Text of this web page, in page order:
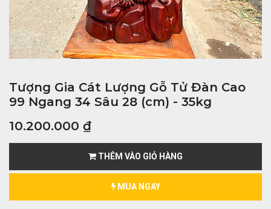
Tượng Gia Cát Lượng Gỗ Tử Đàn Cao
99 Ngang 34 Sâu 28 (cm) - 35kg
10.200.000 ₫
THÊM VÀO GIỎ HÀNG
MUA NGAY